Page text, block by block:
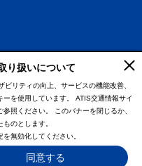
Reserved.
り扱いについて
リティの向上、サービスの機能改善、
を使用しています。
ATIS交通情報サイ
照ください。
このバナーを閉じるか、
のとします。
無効化してください。
同意する